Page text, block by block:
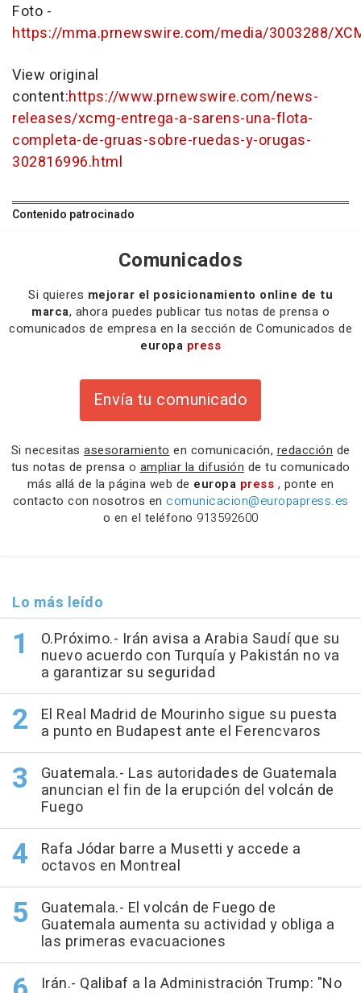
Foto -
https://mma.prnewswire.com/media/3003288/
View original
content:https://www.prnewswire.com/news-
releases/xcmg-entrega-a-sarens-una-flota-
completa-de-gruas-sobre-ruedas-y-orugas-
302816996.html
Contenido patrocinado
Comunicados
Si quieres mejorar el posicionamiento online de tu
marca, ahora puedes publicar tus notas de prensa o
comunicados de empresa en la sección de Comunicados de
europa press
Envía tu comunicado
Si necesitas asesoramiento en comunicación, redacción de
tus notas de prensa o ampliar la difusión de tu comunicado
más allá de la página web de europa press , ponte en
contacto con nosotros en comunicacion@europapress.es
o en el teléfono 913592600
Lo más leído
O.Próximo.- Irán avisa a Arabia Saudí que su
nuevo acuerdo con Turquía y Pakistán no va
a garantizar su seguridad
El Real Madrid de Mourinho sigue su puesta
a punto en Budapest ante el Ferencvaros
Guatemala.- Las autoridades de Guatemala
anuncian el fin de la erupción del volcán de
Fuego
Rafa Jódar barre a Musetti y accede a
octavos en Montreal
Guatemala.- El volcán de Fuego de
Guatemala aumenta su actividad y obliga a
las primeras evacuaciones
Irán.- Qalibaf a la Administración Trump: "No